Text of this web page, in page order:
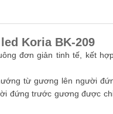
Koria BK-209
đơn giản tinh tế, kết
từ gương lên người
đứng trước gương được